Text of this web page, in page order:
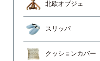
北欧オブジェ
スリッパ
クッションカバー